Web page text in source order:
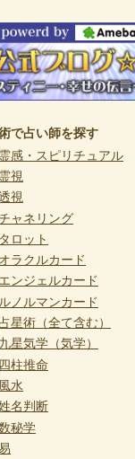
で占い師を探す
霊感・スピリチュアル
霊視
視
ャネリング
タロット
オラクルカード
エンジェルカード
ルノルマンカード
星術（全て含む）
九星気学（気学）
四柱推命
風水
名判断
秘学